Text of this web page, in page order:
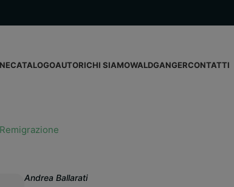
CATALOGOAUTORICHI SIAMOWALDGANGERCONTATTI
Andrea Ballarati